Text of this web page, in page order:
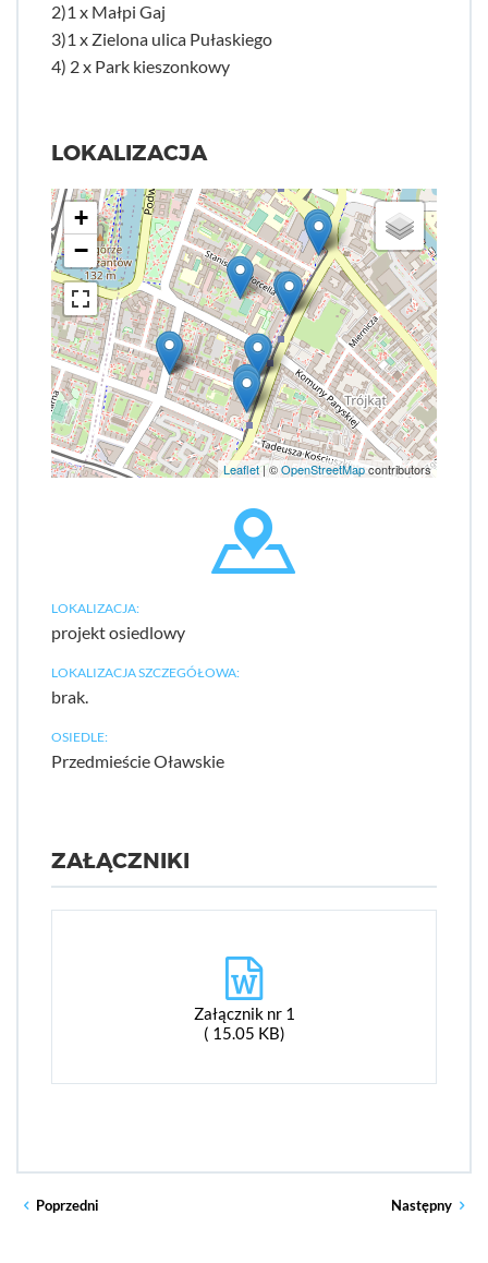
2)1 x Małpi Gaj
3)1 x Zielona ulica Pułaskiego
4) 2 x Park kieszonkowy
LOKALIZACJA
+
−
Leaflet| ©OpenStreetMapcontributors
LOKALIZACJA:
projekt osiedlowy
LOKALIZACJA SZCZEGÓŁOWA:
brak.
OSIEDLE:
Przedmieście Oławskie
ZAŁĄCZNIKI
Załącznik nr 1
( 15.05 KB)
Poprzedni Następny